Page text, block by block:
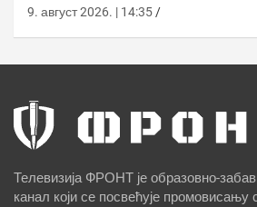
9. август 2026. | 14:35
Телевизија ФРОНТ је образовно-
канал који се посвећује промовисању